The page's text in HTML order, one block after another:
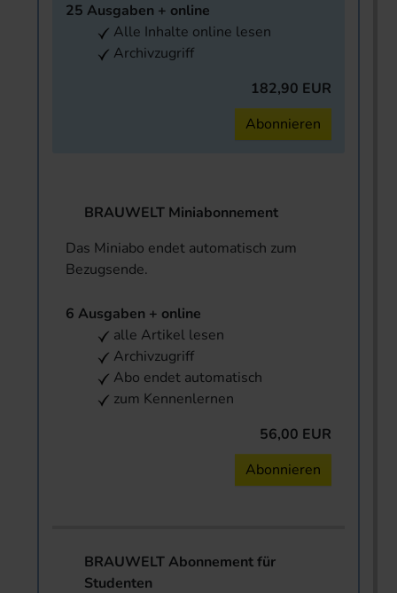
25 Ausgaben + online
Alle Inhalte online lesen
Archivzugriff
182,90 EUR
Abonnieren
BRAUWELT Miniabonnement
Das Miniabo endet automatisch zum
Bezugsende.
6 Ausgaben + online
alle Artikel lesen
Archivzugriff
Abo endet automatisch
zum Kennenlernen
56,00 EUR
Abonnieren
BRAUWELT Abonnement für
Studenten